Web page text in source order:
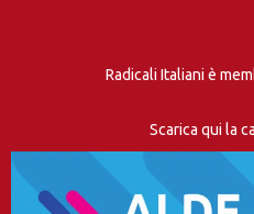
Radicali Italiani è
Scarica qui la